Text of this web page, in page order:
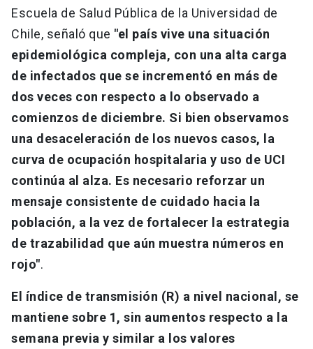
Escuela de Salud Pública de la Universidad de
Chile, señaló que "el país vive una situación
epidemiológica compleja, con una alta carga
de infectados que se incrementó en más de
dos veces con respecto a lo observado a
comienzos de diciembre. Si bien observamos
una desaceleración de los nuevos casos, la
curva de ocupación hospitalaria y uso de UCI
continúa al alza. Es necesario reforzar un
mensaje consistente de cuidado hacia la
población, a la vez de fortalecer la estrategia
de trazabilidad que aún muestra números en
rojo".
El índice de transmisión (R) a nivel nacional, se
mantiene sobre 1, sin aumentos respecto a la
semana previa y similar a los valores